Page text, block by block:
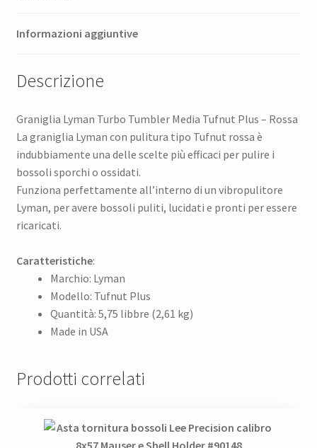
Informazioni aggiuntive
Descrizione
Graniglia Lyman Turbo Tumbler Media Tufnut Plus – Rossa
La graniglia Lyman con pulitura tipo Tufnut rossa è
indubbiamente una delle scelte più efficaci per pulire i
bossoli sporchi o ossidati.
Funziona perfettamente all’interno di un vibropulitore
Lyman, per avere bossoli puliti, lucidati e pronti per essere
ricaricati.
Caratteristiche:
Marchio: Lyman
Modello: Tufnut Plus
Quantità: 5,75 libbre (2,61 kg)
Made in USA
Prodotti correlati